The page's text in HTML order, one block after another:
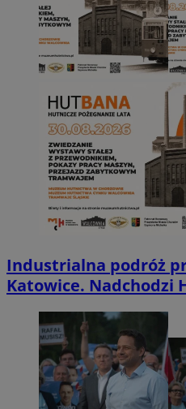
Industrialna podróż
Katowice. Nadchodzi